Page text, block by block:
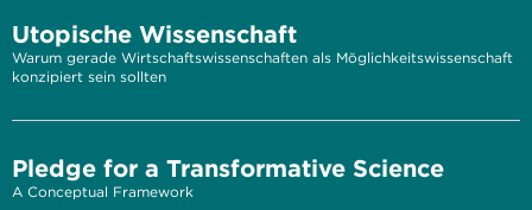
Utopische Wissenschaft
Warum gerade Wirtschaftswissenschaften als Möglichkeitswissenschaft
konzipiert sein sollten
Pledge for a Transformative Science
A Conceptual Framework